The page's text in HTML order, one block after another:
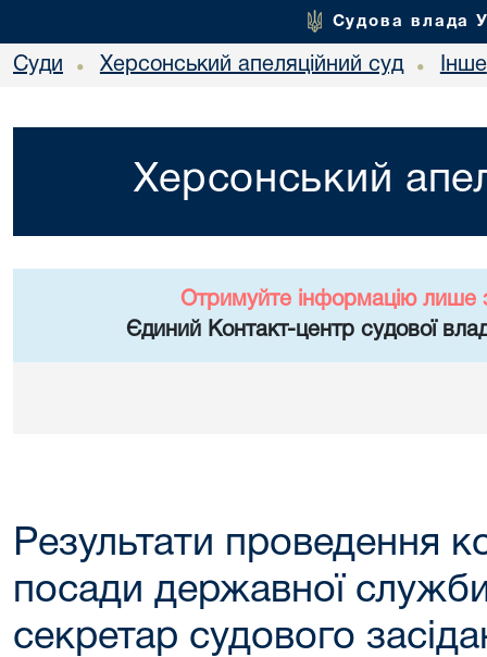
Судова влада
Суди • Херсонський апеляційний суд • Інше
Херсонський
Отримуйте інформацію лише
Єдиний Контакт-центр судової
Результати проведення
посади державної служби
секретар судового